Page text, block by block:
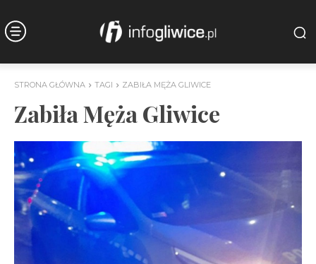
STRONA GŁÓWNA TAGI ZABIŁA MĘŻA GLIWICE
Zabiła Męża Gliwice